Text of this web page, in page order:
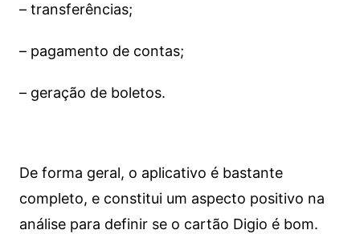
– transferências;
– pagamento de contas;
– geração de boletos.
De forma geral, o aplicativo é bastante
completo, e constitui um aspecto positivo na
análise para definir se o cartão Digio é bom.